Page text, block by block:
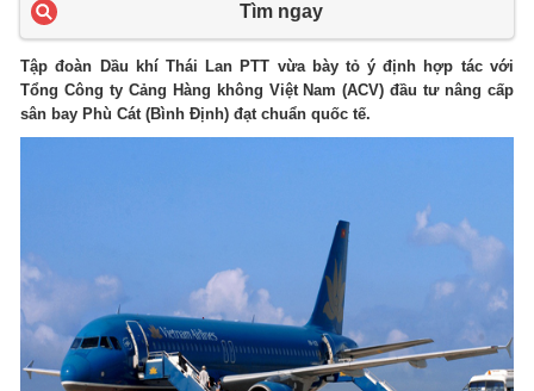
Tìm ngay
Tập đoàn Dầu khí Thái Lan PTT vừa bày tỏ ý định hợp tác với
Tổng Công ty Cảng Hàng không Việt Nam (ACV) đầu tư nâng cấp
sân bay Phù Cát (Bình Định) đạt chuẩn quốc tế.